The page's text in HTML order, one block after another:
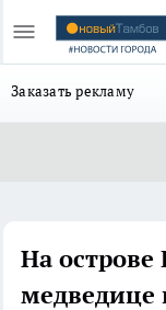
Заказать рекламу
На острове
медведице